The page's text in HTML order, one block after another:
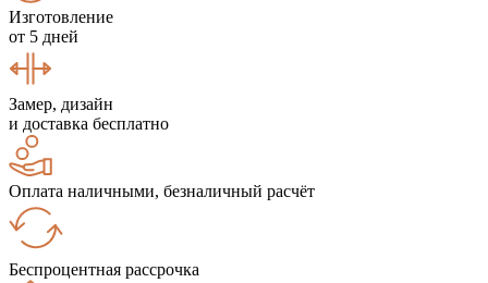
Изготовление
от 5 дней
Замер, дизайн
и доставка бесплатно
Оплата наличными, безналичный расчёт
Беспроцентная рассрочка